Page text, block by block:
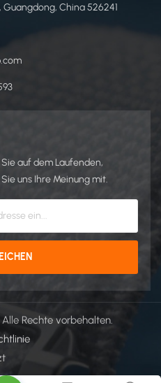
China 526241
auf dem Laufenden,
uns Ihre Meinung mit.
Rechte vorbehalten.